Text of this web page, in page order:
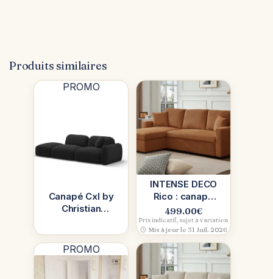
Produits similaires
PROMO
Canapé Cxl by
Christian
Bubble (gris)
INTENSE DECO
Rico : canapé
d’angle
convertible
réversible 5
places
499.00€
Prix indicatif, sujet à variation
Mis à jour le 31 Juil. 2026
PROMO